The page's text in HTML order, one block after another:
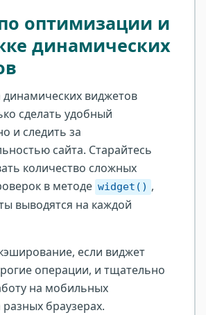
оптимизации и
динамических
виджетов
сделать удобный
и следить за
сайта. Старайтесь
количество сложных
в методе widget() ,
выводятся на каждой
если виджет
операции, и тщательно
на мобильных
разных браузерах.